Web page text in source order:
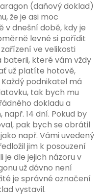
(daňový doklad)
že je asi moc
v dnešní době, kdy je
levné si pořídit
ve velikosti
baterii, které vám vždy
už platíte hotově,
podnikatel má
tak bych mu
dokladu a
14 dní. Pokud by
pak bych se obrátil
např. Vámi uvedený
jim k posouzení
je dle jejich názoru v
už dávno není
je správné označení
vystavil.